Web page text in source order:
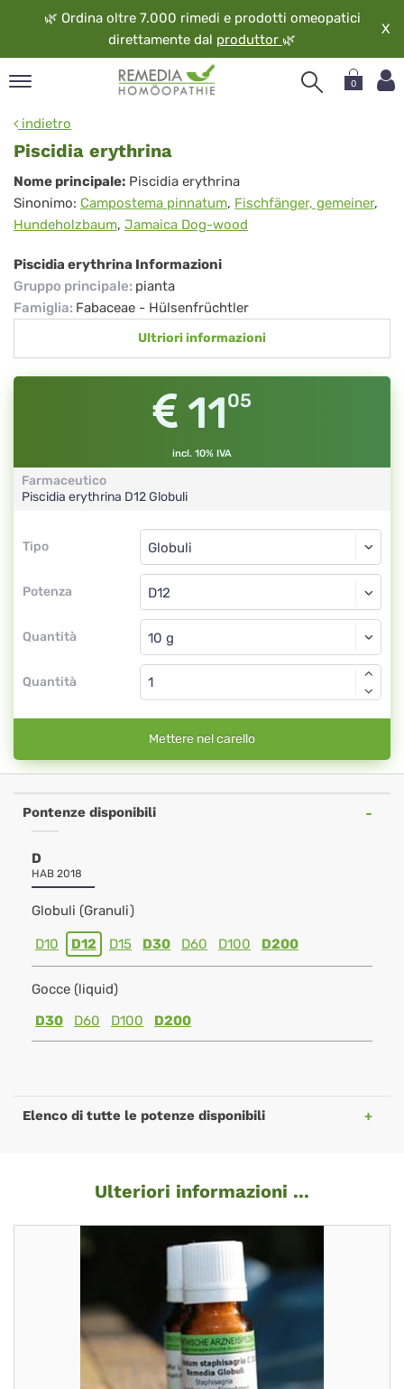
🌿 Ordina oltre 7.000 rimedi e prodotti omeopatici
direttamente dal produttor 🌿
X
0
indietro
Piscidia erythrina
Piscidia
erythrina
Nome principale: Piscidia erythrina
Sinonimo: Campostema pinnatum, Fischfänger, gemeiner,
Hundeholzbaum, Jamaica Dog-wood
Piscidia erythrina Informazioni
Gruppo principale: pianta
Famiglia: Fabaceae - Hülsenfrüchtler
Ultriori informazioni
1105
incl. 10% IVA
Farmaceutico
Piscidia erythrina D12Globuli
Tipo
Tipo
Potenza
Globuli
D12
Quantità
Globuli
Quantità
Mettere nel carello
Pontenze disponibili
D
HAB 2018
Globuli (Granuli)
D10 D12 D15 D30 D60 D100 D200
Gocce (liquid)
D30
D60 D100 D200
Elenco di tutte le potenze disponibili
Ulteriori informazioni ...